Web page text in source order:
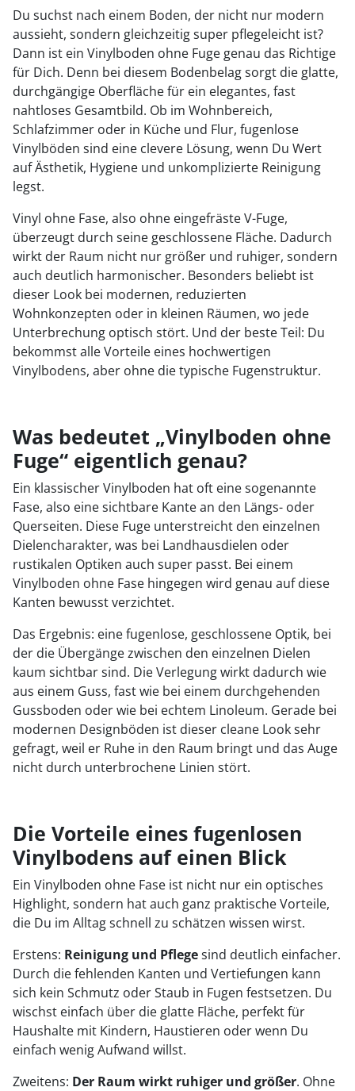
Du suchst nach einem Boden, der nicht nur modern
aussieht, sondern gleichzeitig super pflegeleicht ist?
Dann ist ein Vinylboden ohne Fuge genau das Richtige
für Dich. Denn bei diesem Bodenbelag sorgt die glatte,
durchgängige Oberfläche für ein elegantes, fast
nahtloses Gesamtbild. Ob im Wohnbereich,
Schlafzimmer oder in Küche und Flur, fugenlose
Vinylböden sind eine clevere Lösung, wenn Du Wert
auf Ästhetik, Hygiene und unkomplizierte Reinigung
legst.
Vinyl ohne Fase, also ohne eingefräste V-Fuge,
überzeugt durch seine geschlossene Fläche. Dadurch
wirkt der Raum nicht nur größer und ruhiger, sondern
auch deutlich harmonischer. Besonders beliebt ist
dieser Look bei modernen, reduzierten
Wohnkonzepten oder in kleinen Räumen, wo jede
Unterbrechung optisch stört. Und der beste Teil: Du
bekommst alle Vorteile eines hochwertigen
Vinylbodens, aber ohne die typische Fugenstruktur.
Was bedeutet „Vinylboden ohne
Fuge“ eigentlich genau?
Ein klassischer Vinylboden hat oft eine sogenannte
Fase, also eine sichtbare Kante an den Längs- oder
Querseiten. Diese Fuge unterstreicht den einzelnen
Dielencharakter, was bei Landhausdielen oder
rustikalen Optiken auch super passt. Bei einem
Vinylboden ohne Fase hingegen wird genau auf diese
Kanten bewusst verzichtet.
Das Ergebnis: eine fugenlose, geschlossene Optik, bei
der die Übergänge zwischen den einzelnen Dielen
kaum sichtbar sind. Die Verlegung wirkt dadurch wie
aus einem Guss, fast wie bei einem durchgehenden
Gussboden oder wie bei echtem Linoleum. Gerade bei
modernen Designböden ist dieser cleane Look sehr
gefragt, weil er Ruhe in den Raum bringt und das Auge
nicht durch unterbrochene Linien stört.
Die Vorteile eines fugenlosen
Vinylbodens auf einen Blick
Ein Vinylboden ohne Fase ist nicht nur ein optisches
Highlight, sondern hat auch ganz praktische Vorteile,
die Du im Alltag schnell zu schätzen wissen wirst.
Erstens: Reinigung und Pflegesind deutlich einfacher.
Durch die fehlenden Kanten und Vertiefungen kann
sich kein Schmutz oder Staub in Fugen festsetzen. Du
wischst einfach über die glatte Fläche, perfekt für
Haushalte mit Kindern, Haustieren oder wenn Du
einfach wenig Aufwand willst.
Zweitens: Der Raum wirkt ruhiger und größer. Ohne